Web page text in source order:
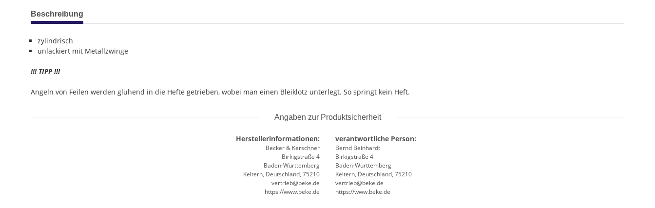
weitere Registerkarten anzeigen
Beschreibung
zylindrisch
unlackiert mit Metallzwinge
!!! TIPP !!!
Angeln von Feilen werden glühend in die Hefte getrieben, wobei man einen Bleiklotz unterlegt. So springt kein Heft.
Angaben zur Produktsicherheit
Herstellerinformationen:
Becker & Kerschner
Birkigstraße 4
Baden-Württemberg
Keltern, Deutschland, 75210
vertrieb@beke.de
https://www.beke.de
verantwortliche Person:
Bernd Beinhardt
Birkigstraße 4
Baden-Württemberg
Keltern, Deutschland, 75210
vertrieb@beke.de
https://www.beke.de